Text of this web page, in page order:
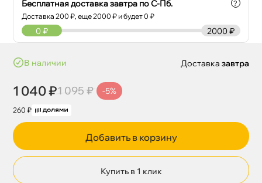
Бесплатная доставка завтра по С-Пб.
Доставка200 ₽, еще2000 ₽ и будет 0 ₽
?
2000 ₽
0 ₽
наличии
1 040 ₽1 095 ₽ -5%
260 ₽
Доставка завтра
Добавить в корзину
Купить в 1 клик